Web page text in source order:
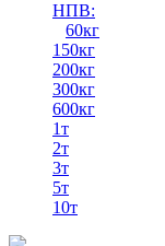
НПВ:
60кг
150кг
200кг
300кг
600кг
1т
2т
3т
5т
10т